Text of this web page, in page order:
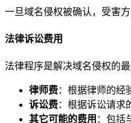
一旦域名侵权被确认，受害
法律诉讼费用
法律程序是解决域名侵权的
律师费：根据律师的经
诉讼费：根据诉讼请求
其它可能的费用 ：包括